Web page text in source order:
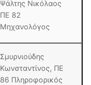
Ψάλτης Νικόλαος
ΠΕ 82
Μηχανολόγος
Σμυρνιούδης
Κωνσταντίνος, ΠΕ
86 Πληροφορικός